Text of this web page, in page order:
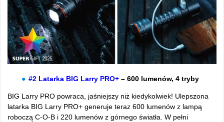
#2 Latarka BIG Larry PRO+ – 600 lumenów, 4 tryby
BIG Larry PRO powraca, jaśniejszy niż kiedykolwiek! Ulepszona
latarka BIG Larry PRO+ generuje teraz 600 lumenów z lampą
roboczą C-O-B i 220 lumenów z górnego światła. W pełni